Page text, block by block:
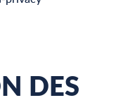
DES